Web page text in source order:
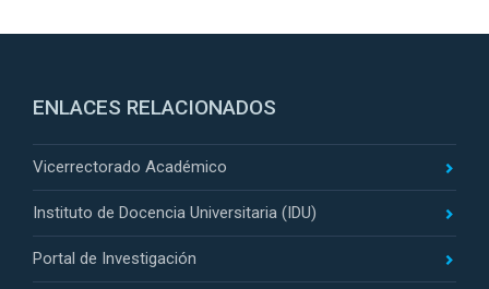
ENLACES RELACIONADOS
Vicerrectorado Académico
Instituto de Docencia Universitaria (IDU)
Portal de Investigación